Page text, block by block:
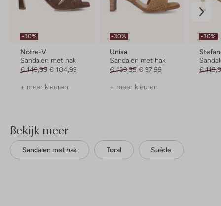
-30%
Notre-V
Sandalen met hak
€ 149,99 € 104,99
+ meer kleuren
-30%
Unisa
Sandalen met hak
€ 139,99 € 97,99
+ meer kleuren
-30%
€
Bekijk meer
Sandalen met hak Toral Suède